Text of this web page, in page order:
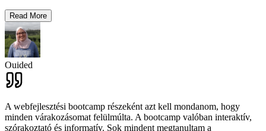
Read More
Ouided
A webfejlesztési bootcamp részeként azt kell mondanom, hogy
minden várakozásomat felülmúlta. A bootcamp valóban interaktív,
szórakoztató és informatív. Sok mindent megtanultam a